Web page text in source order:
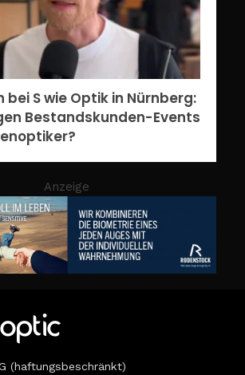
bei S wie Optik in Nürnberg:
Bestandskunden-Events
Anzeige
(haftungsbeschränkt)